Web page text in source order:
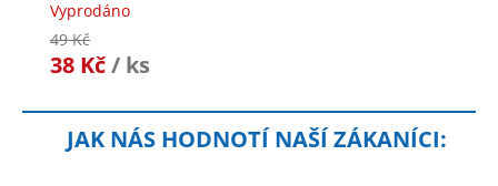
Vyprodáno
49 Kč
38 Kč/ ks